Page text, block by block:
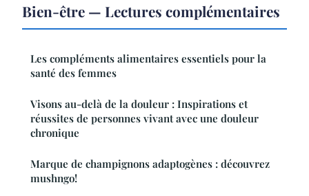
Bien-être — Lectures complémentaires
Les compléments alimentaires essentiels pour la
santé des femmes
Visons au-delà de la douleur : Inspirations et
réussites de personnes vivant avec une douleur
chronique
Marque de champignons adaptogènes : découvrez
mushngo!